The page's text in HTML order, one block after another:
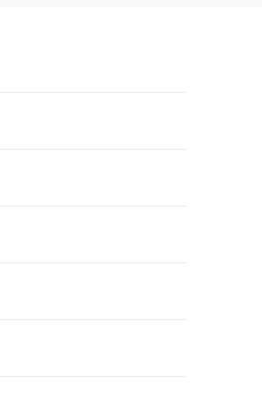
und Ultraleichtflug
bei
Aue erkunden möchte,
genauen Zielort bei der